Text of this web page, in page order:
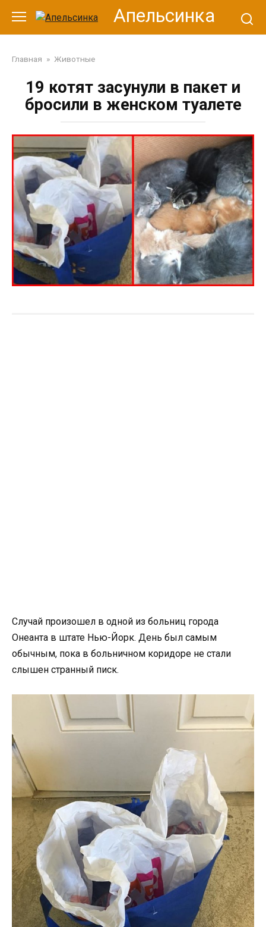
контенту
Апельсинка
Главная » Животные
19 котят засунули в пакет и
бросили в женском туалете
Случай произошел в одной из больниц города
Онеанта в штате Нью-Йорк. День был самым
обычным, пока в больничном коридоре не стали
слышен странный писк.